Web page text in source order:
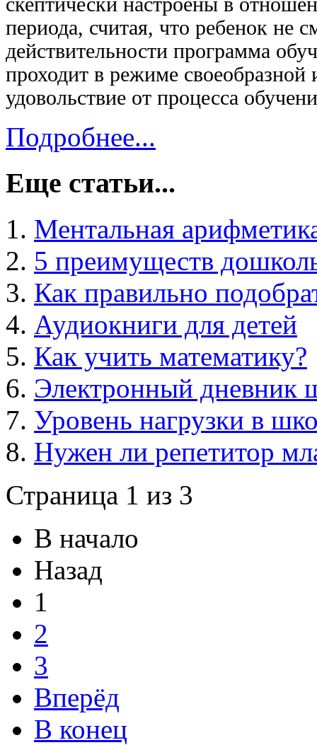
периода, считая, что ребенок не
действительности программа
проходит в режиме
удовольствие от процесса
Подробнее...
Еще статьи...
Ментальная
5 преимуществ
Как правильно
Аудиокниги для детей
Как учить математику?
Электронный дневник
Уровень нагрузки в
Нужен ли репетитор
Страница 1 из 3
В начало
Назад
1
2
3
Вперёд
В конец